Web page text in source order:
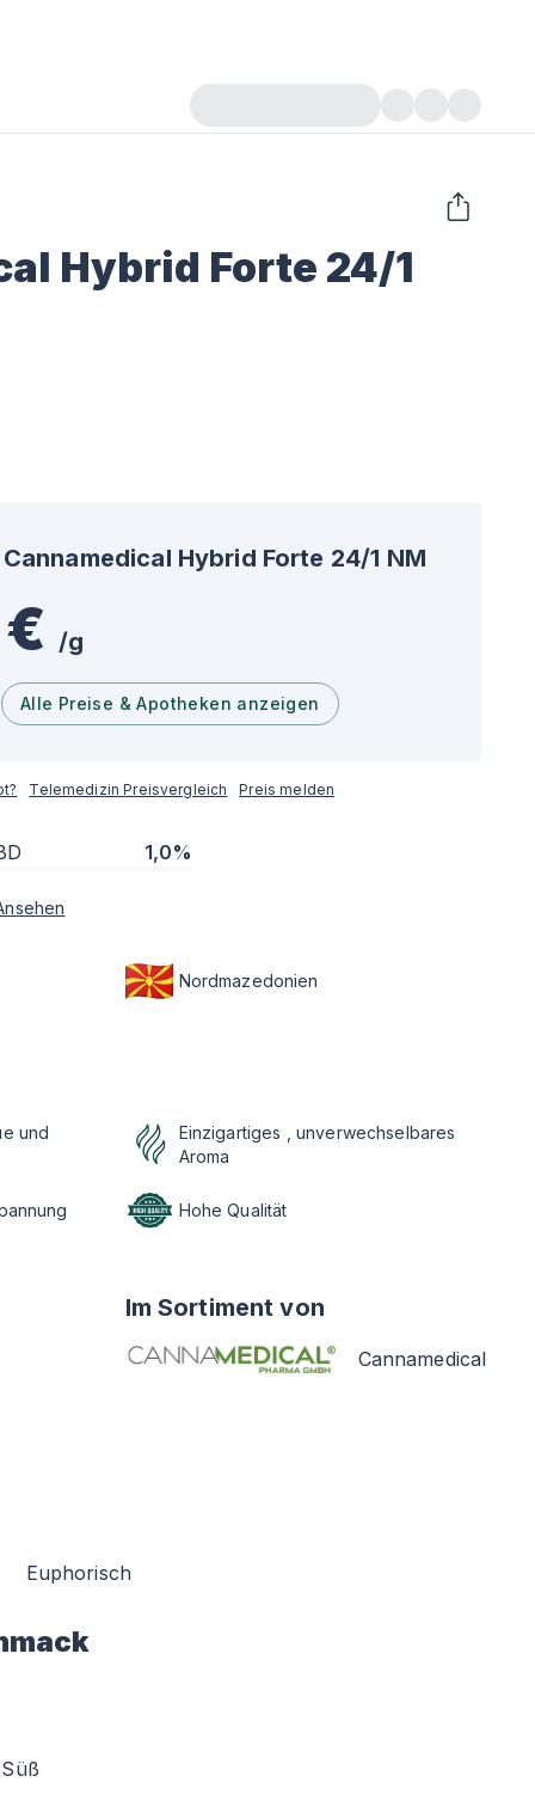
Hybrid Forte 24/1
Cannamedical Hybrid Forte 24/1 NM
/g
Alle Preise & Apotheken anzeigen
Telemedizin Preisvergleich Preis melden
1,0%
Nordmazedonien
und
Einzigartiges , unverwechselbares
Aroma
Hohe Qualität
Im Sortiment von
Cannamedical
Euphorisch
Süß